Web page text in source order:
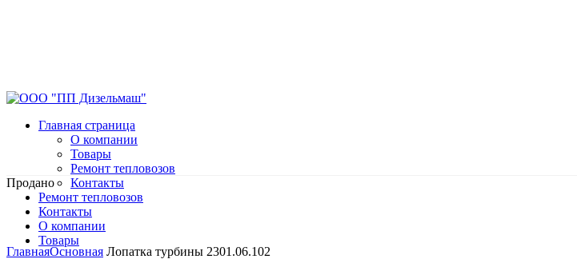
Главная страница
О компании
Товары
Ремонт тепловозов
Контакты
Ремонт тепловозов
Контакты
О компании
Товары
Продано
Нажмите, чтобы увеличить
ГлавнаяОсновная Лопатка турбины 2301.06.102